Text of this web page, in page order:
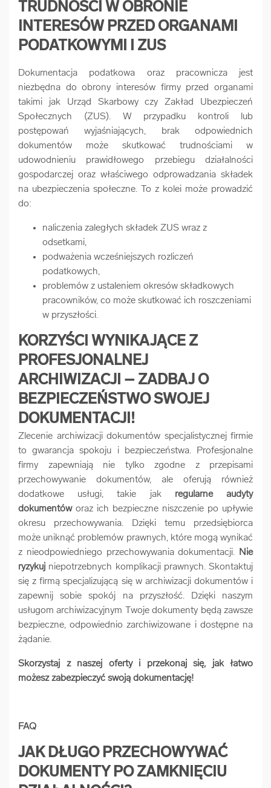
TRUDNOŚCI W OBRONIE
INTERESÓW PRZED ORGANAMI
PODATKOWYMI I ZUS
Dokumentacja podatkowa oraz pracownicza jest
niezbędna do obrony interesów firmy przed organami
takimi jak Urząd Skarbowy czy Zakład Ubezpieczeń
Społecznych (ZUS). W przypadku kontroli lub
postępowań wyjaśniających, brak odpowiednich
dokumentów może skutkować trudnościami w
udowodnieniu prawidłowego przebiegu działalności
gospodarczej oraz właściwego odprowadzania składek
na ubezpieczenia społeczne. To z kolei może prowadzić
do:
naliczenia zaległych składek ZUS wraz z
odsetkami,
podważenia wcześniejszych rozliczeń
podatkowych,
problemów z ustaleniem okresów składkowych
pracowników, co może skutkować ich roszczeniami
w przyszłości.
KORZYŚCI WYNIKAJĄCE Z
PROFESJONALNEJ
ARCHIWIZACJI – ZADBAJ O
BEZPIECZEŃSTWO SWOJEJ
DOKUMENTACJI!
Zlecenie archiwizacji dokumentów specjalistycznej firmie
to gwarancja spokoju i bezpieczeństwa. Profesjonalne
firmy zapewniają nie tylko zgodne z przepisami
przechowywanie dokumentów, ale oferują również
dodatkowe usługi, takie jak regularne audyty
dokumentóworaz ich bezpieczne niszczenie po upływie
okresu przechowywania. Dzięki temu przedsiębiorca
może uniknąć problemów prawnych, które mogą wynikać
z nieodpowiedniego przechowywania dokumentacji.
Nie
ryzykuj niepotrzebnych komplikacji prawnych. Skontaktuj
się z firmą specjalizującą się w archiwizacji dokumentów i
zapewnij sobie spokój na przyszłość. Dzięki naszym
usługom archiwizacyjnym Twoje dokumenty będą zawsze
bezpieczne, odpowiednio zarchiwizowane i dostępne na
żądanie.
Skorzystaj z naszej oferty i przekonaj się, jak łatwo
możesz zabezpieczyć swoją dokumentację!
FAQ
JAK DŁUGO PRZECHOWYWAĆ
DOKUMENTY PO ZAMKNIĘCIU